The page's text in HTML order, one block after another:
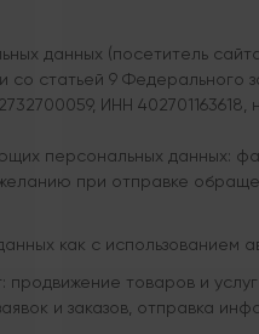
данных (посетитель
со статьей 9
ИНН
персональных данных:
при отправке
как с использованием
товаров и
и заказов, отправка